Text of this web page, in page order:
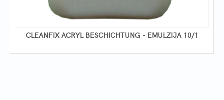
CLEANFIX ACRYL BESCHICHTUNG - EMULZIJA 10/1